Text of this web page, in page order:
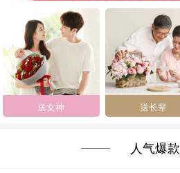
送女神 送长辈
人气爆款